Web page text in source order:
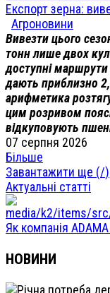
Експорт зерна:
Агроновини
Вивезти цього
тонн лише двох
доступні
дають приблизно
арифметика
цим розривом
відкуповують
07 серпня 2026
Більше
Завантажити ще (/)
Актуальні статті
Як компанія
НОВИНИ